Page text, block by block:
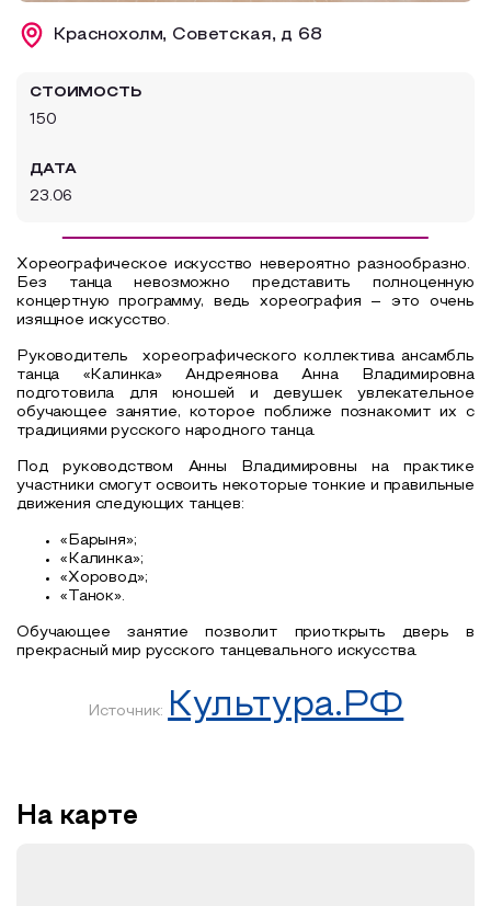
Образовательный туризм
Краснохолм, Советская, д 68
СТОИМОСТЬ
150
ДАТА
23.06
Хореографическое искусство невероятно разнообразно.
Без танца невозможно представить полноценную
концертную программу, ведь хореография – это очень
изящное искусство.
Руководитель хореографического коллектива ансамбль
танца «Калинка» Андреянова Анна Владимировна
подготовила для юношей и девушек увлекательное
обучающее занятие, которое поближе познакомит их с
традициями русского народного танца.
Под руководством Анны Владимировны на практике
участники смогут освоить некоторые тонкие и правильные
движения следующих танцев:
«Барыня»;
«Калинка»;
«Хоровод»;
«Танок».
Обучающее занятие позволит приоткрыть дверь в
прекрасный мир русского танцевального искусства.
Источник: Культура.РФ
На карте